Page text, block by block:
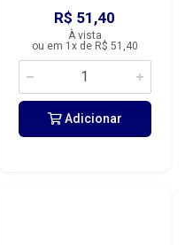
R$ 51,40
À vista
ou em 1x de R$ 51,40
Adicionar